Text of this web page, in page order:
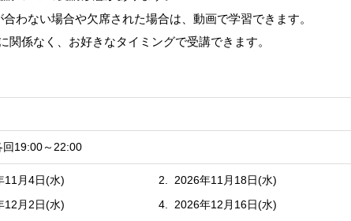
わない場合や欠席された場合は、動画で学習できます。
係なく、お好きなタイミングで受講できます。
19:00～22:00
11月4日(水)
2026年11月18日(水)
12月2日(水)
2026年12月16日(水)